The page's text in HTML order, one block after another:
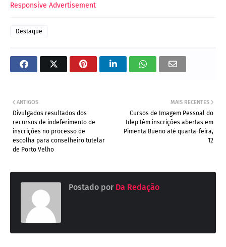
Responsive Advertisement
Destaque
MAIS RECENTES
Cursos de Imagem Pessoal do
Idep têm inscrições abertas em
Pimenta Bueno até quarta-feira,
12
ANTIGOS
Divulgados resultados dos
recursos de indeferimento de
inscrições no processo de
escolha para conselheiro tutelar
de Porto Velho
Postado por Da Redação